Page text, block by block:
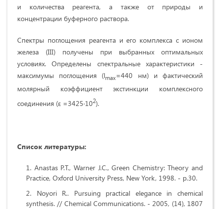
и количества реагента, а также от природы и
концентрации буферного раствора.
Спектры поглощения реагента и его комплекса с ионом
железа (III) получены при выбранных оптимальных
условиях. Определены спектральные характеристики -
максимумы поглощения (lmax=440 нм) и фактический
молярный коэффициент экстинкции комплексного
соединения (ε =3425·102).
Список литературы:
Anastas P.T., Warner J.C., Green Chemistry: Theory and
Practice, Oxford University Press, New York, 1998. - p.30.
Noyori R.. Pursuing practical elegance in chemical
synthesis. // Chemical Communications. - 2005, (14), 1807